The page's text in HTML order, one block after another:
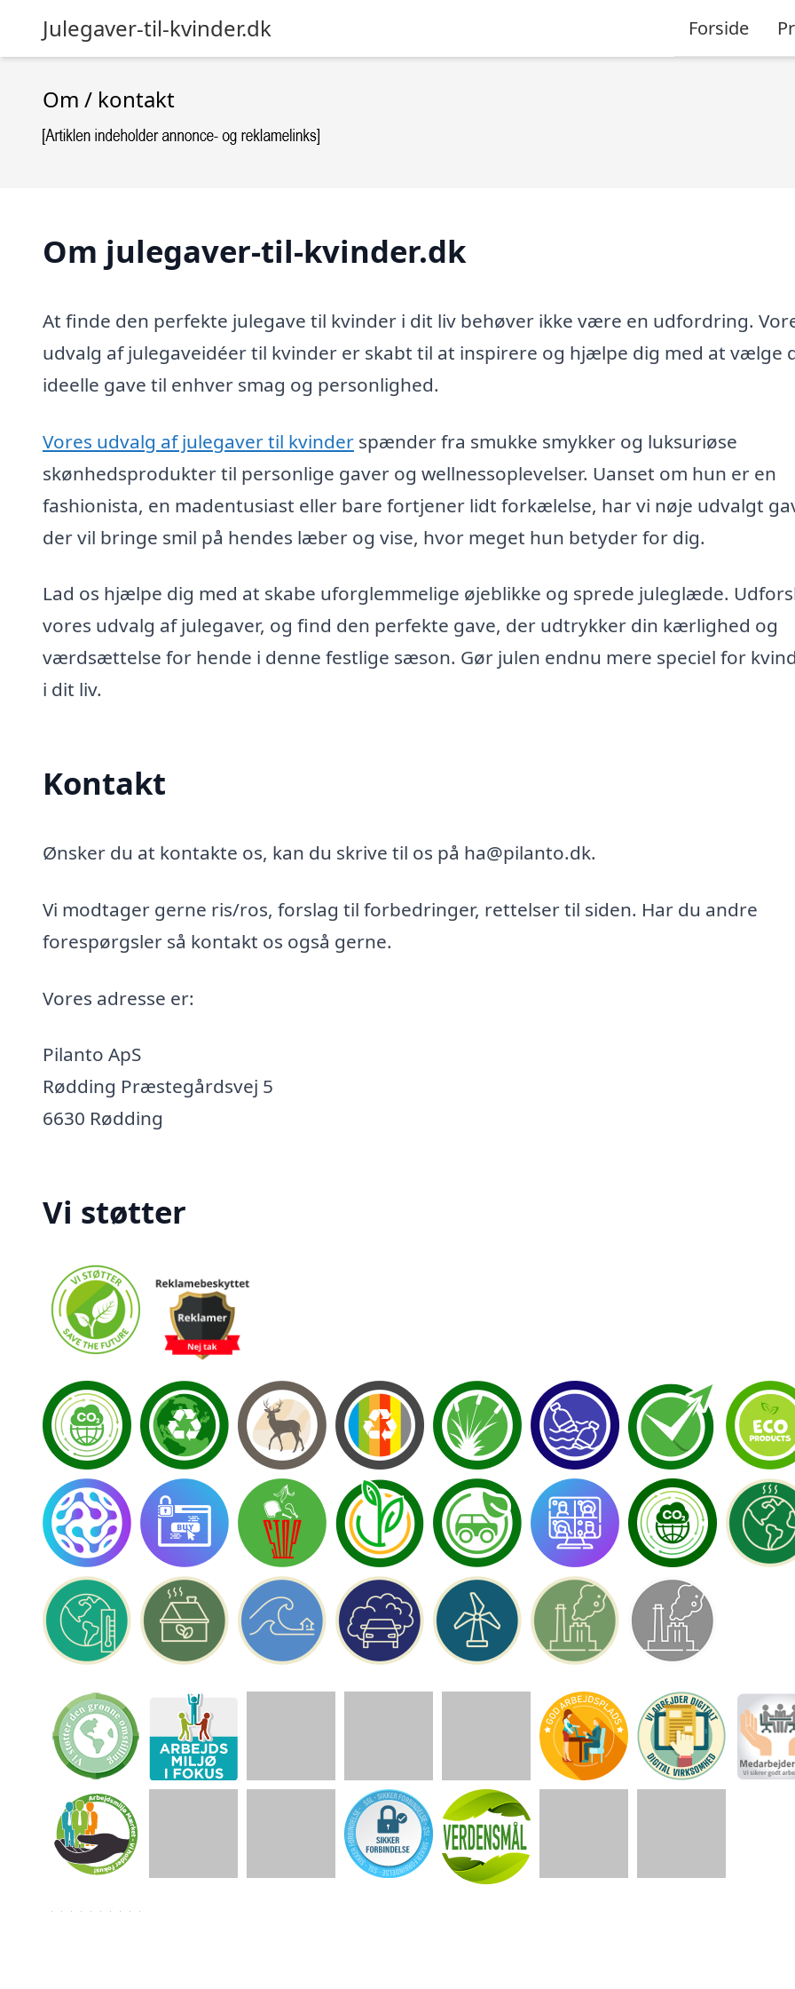
Julegaver-til-kvinder.dk Forside
Om / kontakt
Om julegaver-til-kvinder.dk
At finde den perfekte julegave til kvinder i dit liv behøver ikke være en udfordring.
udvalg af julegaveidéer til kvinder er skabt til at inspirere og hjælpe dig med at vælge
ideelle gave til enhver smag og personlighed.
Vores udvalg af julegaver til kvinder spænder fra smukke smykker og luksuriøse
skønhedsprodukter til personlige gaver og wellnessoplevelser. Uanset om hun er en
fashionista, en madentusiast eller bare fortjener lidt forkælelse, har vi nøje udvalgt
der vil bringe smil på hendes læber og vise, hvor meget hun betyder for dig.
Lad os hjælpe dig med at skabe uforglemmelige øjeblikke og sprede juleglæde.
vores udvalg af julegaver, og find den perfekte gave, der udtrykker din kærlighed og
værdsættelse for hende i denne festlige sæson. Gør julen endnu mere speciel for
i dit liv.
Kontakt
Ønsker du at kontakte os, kan du skrive til os på ha@pilanto.dk.
Vi modtager gerne ris/ros, forslag til forbedringer, rettelser til siden. Har du andre
forespørgsler så kontakt os også gerne.
Vores adresse er:
Pilanto ApS
Rødding Præstegårdsvej 5
6630 Rødding
Vi støtter